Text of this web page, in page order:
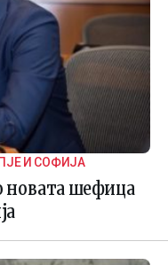
И СОФИЈА
новата шефица